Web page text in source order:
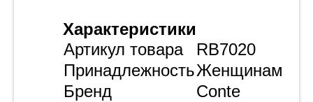
Характеристики
Артикул товара
RB7020
ПринадлежностьЖенщинам
Бренд
Conte